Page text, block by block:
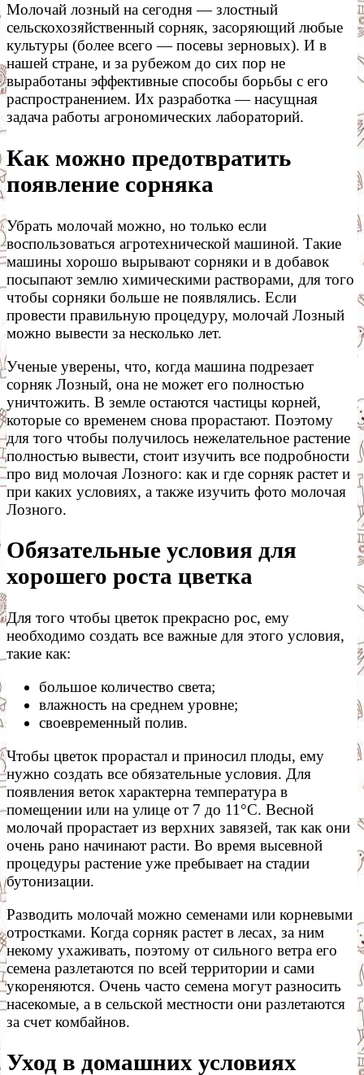
Молочай лозный на сегодня — злостный
сельскохозяйственный сорняк, засоряющий любые
культуры (более всего — посевы зерновых). И в
нашей стране, и за рубежом до сих пор не
выработаны эффективные способы борьбы с его
распространением. Их разработка — насущная
задача работы агрономических лабораторий.
Как можно предотвратить
появление сорняка
Убрать молочай можно, но только если
воспользоваться агротехнической машиной. Такие
машины хорошо вырывают сорняки и в добавок
посыпают землю химическими растворами, для того
чтобы сорняки больше не появлялись. Если
провести правильную процедуру, молочай Лозный
можно вывести за несколько лет.
Ученые уверены, что, когда машина подрезает
сорняк Лозный, она не может его полностью
уничтожить. В земле остаются частицы корней,
которые со временем снова прорастают. Поэтому
для того чтобы получилось нежелательное растение
полностью вывести, стоит изучить все подробности
про вид молочая Лозного: как и где сорняк растет и
при каких условиях, а также изучить фото молочая
Лозного.
Обязательные условия для
хорошего роста цветка
Для того чтобы цветок прекрасно рос, ему
необходимо создать все важные для этого условия,
такие как:
большое количество света;
влажность на среднем уровне;
своевременный полив.
Чтобы цветок прорастал и приносил плоды, ему
нужно создать все обязательные условия. Для
появления веток характерна температура в
помещении или на улице от 7 до 11°С. Весной
молочай прорастает из верхних завязей, так как они
очень рано начинают расти. Во время высевной
процедуры растение уже пребывает на стадии
бутонизации.
Разводить молочай можно семенами или корневыми
отростками. Когда сорняк растет в лесах, за ним
некому ухаживать, поэтому от сильного ветра его
семена разлетаются по всей территории и сами
укореняются. Очень часто семена могут разносить
насекомые, а в сельской местности они разлетаются
за счет комбайнов.
Уход в домашних условиях